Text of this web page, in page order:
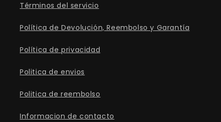
Términos del servicio
Política de Devolución, Reembolso y Garantía
Política de privacidad
Politica de envios
Politica de reembolso
Informacion de contacto